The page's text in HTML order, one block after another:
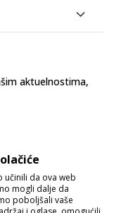
aktuelnostima,
učinili da ova web
mogli dalje da
poboljšali vaše